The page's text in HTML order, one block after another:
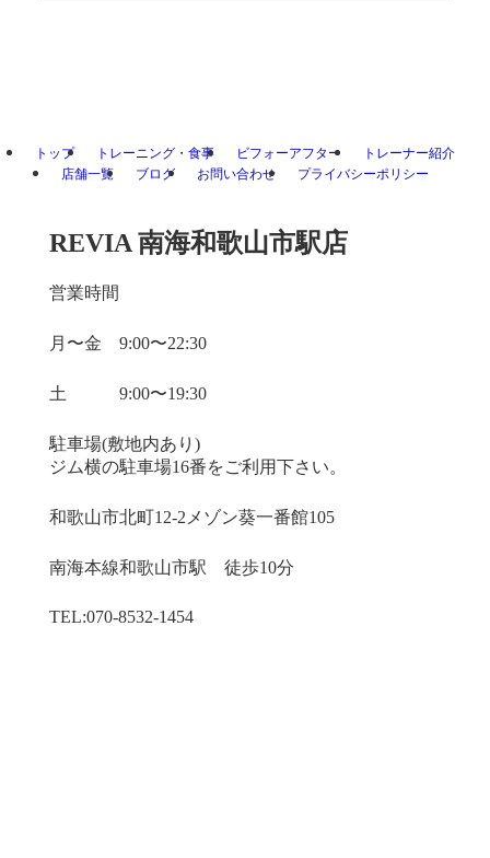
トップ トレーニング・食事 ビフォーアフター
トレーナー紹介
店舗一覧
ブログ お問い合わせ プライバシーポリシー
REVIA 南海和歌山市駅店
営業時間
月〜金 9:00〜22:30
土 9:00〜19:30
駐車場(敷地内あり)
ジム横の駐車場16番をご利用下さい。
和歌山市北町12-2メゾン葵一番館105
南海本線​和歌山市駅 徒歩10分
TEL:070-8532-1454